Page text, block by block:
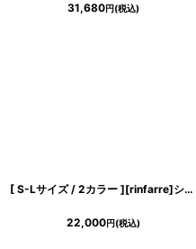
31,680円(税込)
[ S-Lサイズ / 2カラー ][rinfarre]シンプル・サテン・タック・ノースリーブ・タイト・ミ二ドレス・ワンピース[奈月セナ着用][送料無料]
22,000円(税込)